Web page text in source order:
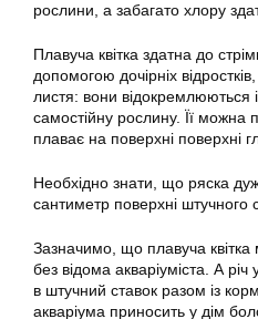
рослини, а забагато хлору
Плавуча квітка здатна до
допомогою дочірніх
листя: вони відокремлюються
самостійну рослину. Її можна
плаває на поверхні поверхні
Необхідно знати, що ряска
сантиметр поверхні штучного
Зазначимо, що плавуча
без відома акваріуміста. А
в штучний ставок разом із
акваріума приносить у дім